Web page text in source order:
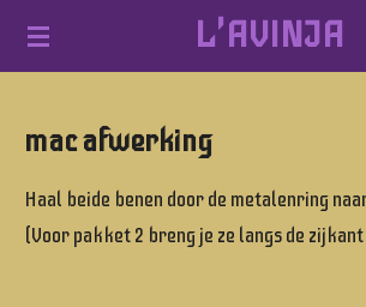
Ga
de
L'AVINJA
mac afwerking
Haal beide benen door de metalenring
(Voor pakket 2 breng je ze langs de